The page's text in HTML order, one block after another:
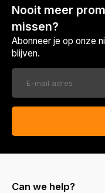
Nooit meer
missen?
Abonneer je op onze
blijven.
Can we help?